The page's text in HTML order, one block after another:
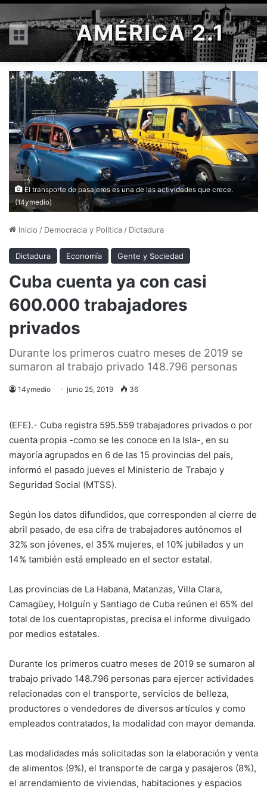
Menú AMÉRICA 2.1
El transporte de pasajeros es una de las actividades que crece.
(14ymedio)
Inicio / Democracia y Política / Dictadura
Dictadura Economía Gente y Sociedad
Cuba cuenta ya con casi
600.000 trabajadores
privados
Durante los primeros cuatro meses de 2019 se
sumaron al trabajo privado 148.796 personas
14ymedio junio 25, 2019 36
(EFE).- Cuba registra 595.559 trabajadores privados o por
cuenta propia -como se les conoce en la Isla-, en su
mayoría agrupados en 6 de las 15 provincias del país,
informó el pasado jueves el Ministerio de Trabajo y
Seguridad Social (MTSS).
Según los datos difundidos, que corresponden al cierre de
abril pasado, de esa cifra de trabajadores autónomos el
32% son jóvenes, el 35% mujeres, el 10% jubilados y un
14% también está empleado en el sector estatal.
Las provincias de La Habana, Matanzas, Villa Clara,
Camagüey, Holguín y Santiago de Cuba reúnen el 65% del
total de los cuentapropistas, precisa el informe divulgado
por medios estatales.
Durante los primeros cuatro meses de 2019 se sumaron al
trabajo privado 148.796 personas para ejercer actividades
relacionadas con el transporte, servicios de belleza,
productores o vendedores de diversos artículos y como
empleados contratados, la modalidad con mayor demanda.
Las modalidades más solicitadas son la elaboración y venta
de alimentos (9%), el transporte de carga y pasajeros (8%),
el arrendamiento de viviendas, habitaciones y espacios